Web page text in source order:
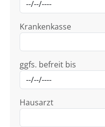
Krankenkasse
ggfs. befreit bis
Hausarzt